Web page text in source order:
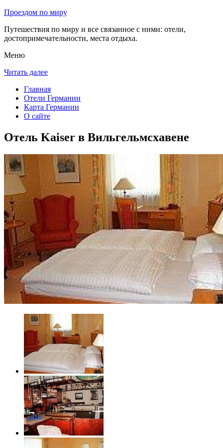
Проездом по миру
Путешествия по миру и все связанное с ними: отели,
достопримечательности, места отдыха.
Меню
Читать далее
Главная
Отели Германии
Карта Германии
О сайте
Отель Kaiser в Вильгельмсхавене